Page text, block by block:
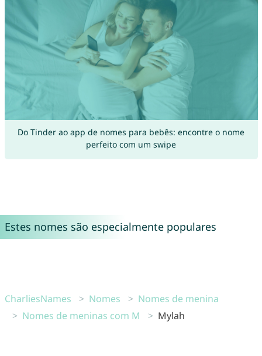
Do Tinder ao app de nomes para bebês: encontre o nome
perfeito com um swipe
Estes nomes são especialmente populares
CharliesNames Nomes
Nomes de menina
Nomes de meninas com M
Mylah